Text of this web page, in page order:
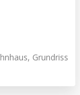
Grundriss